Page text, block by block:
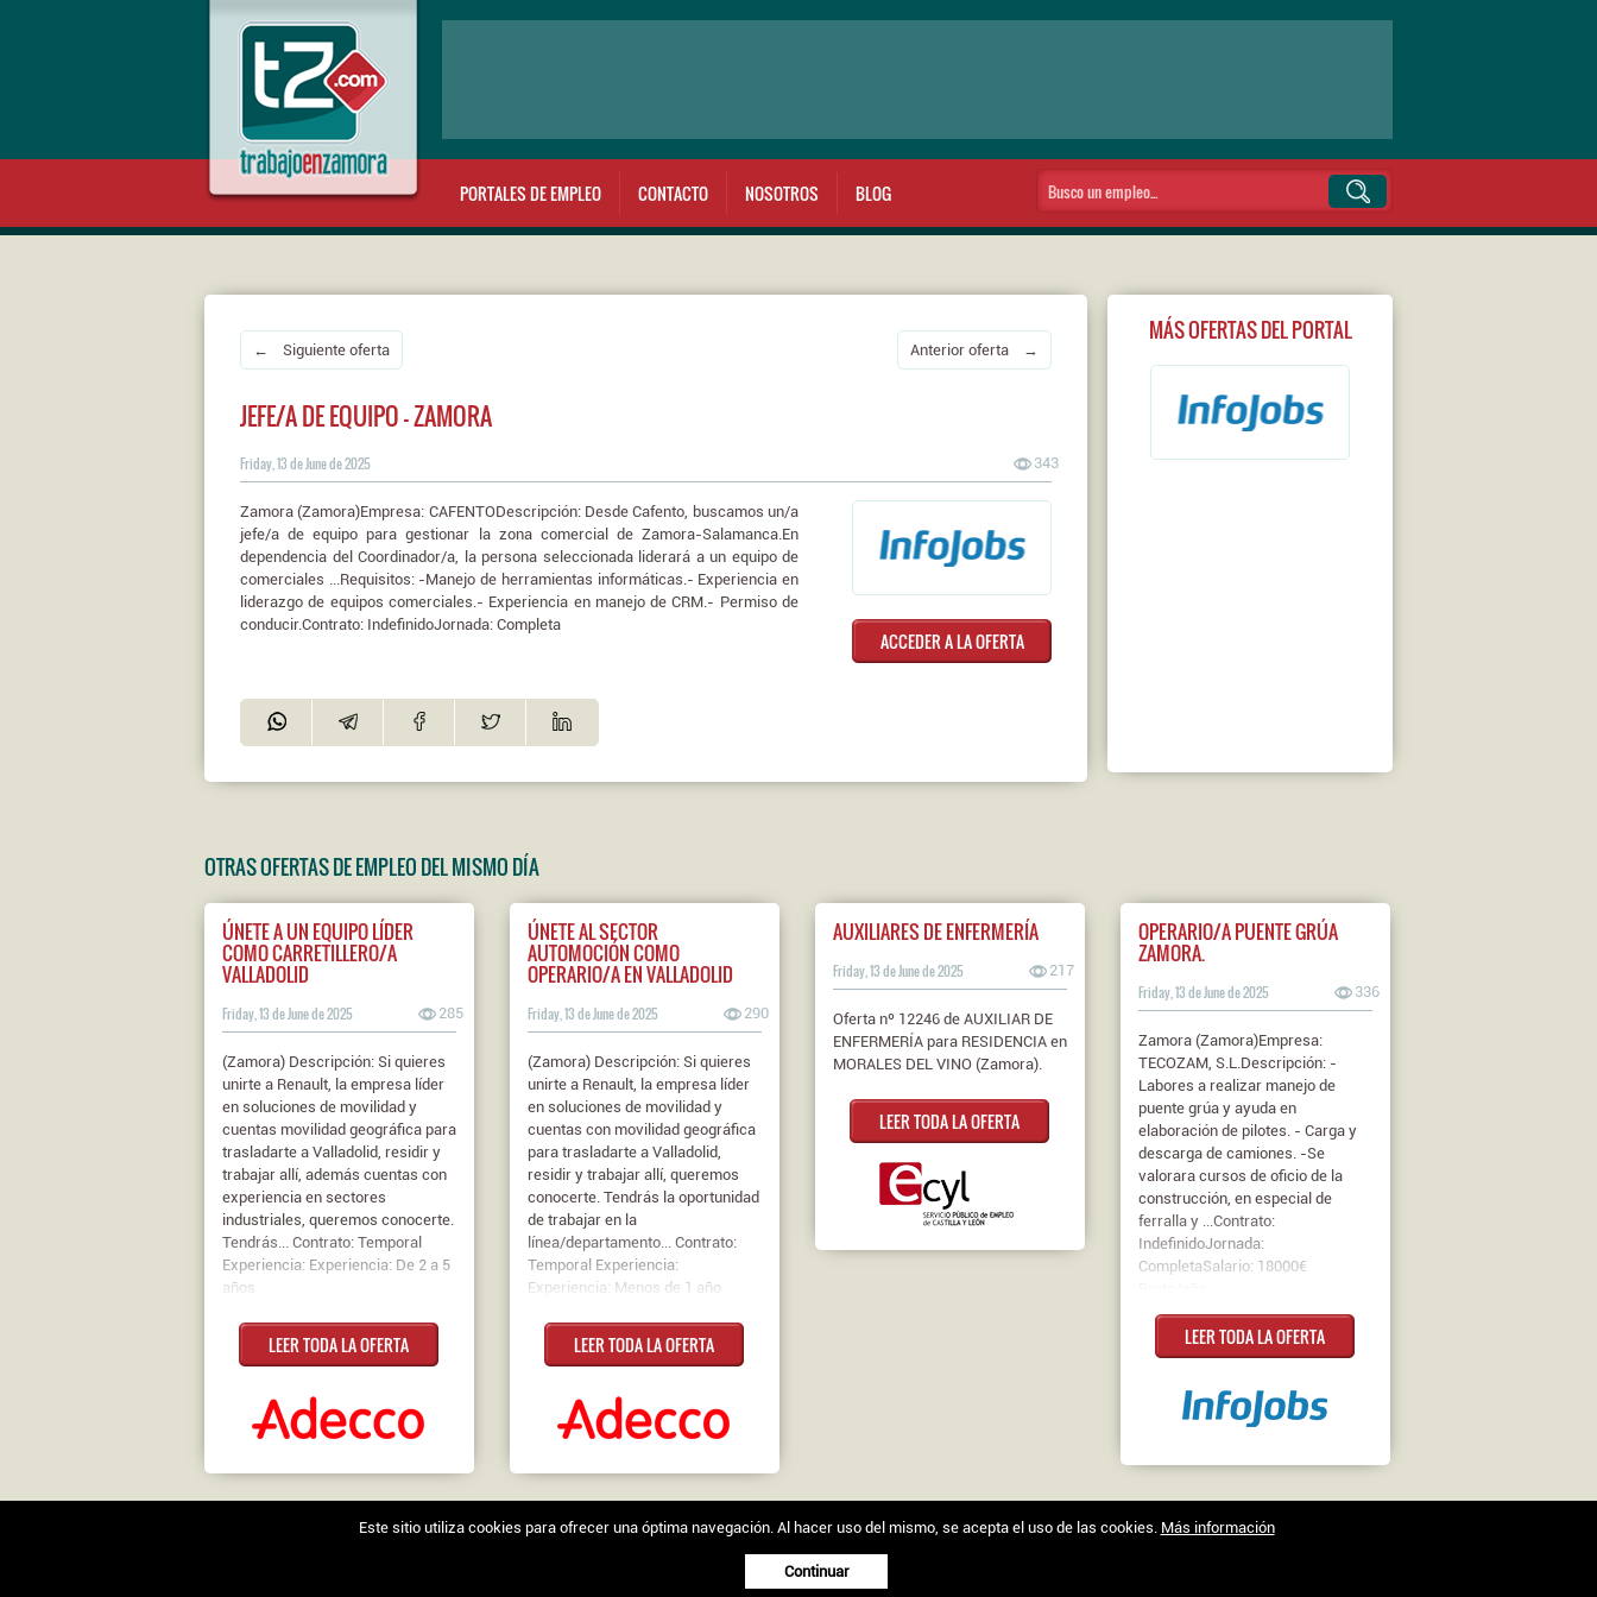
PORTALES DE EMPLEO CONTACTO NOSOTROS BLOG
← Siguiente oferta Anterior oferta →
JEFE/A DE EQUIPO - ZAMORA
Friday, 13 de June de 2025 343
Zamora (Zamora)Empresa: CAFENTODescripción: Desde Cafento, buscamos un/a
jefe/a de equipo para gestionar la zona comercial de Zamora-Salamanca.En
dependencia del Coordinador/a, la persona seleccionada liderará a un equipo de
comerciales ...Requisitos: -Manejo de herramientas informáticas.- Experiencia en
liderazgo de equipos comerciales.- Experiencia en manejo de CRM.- Permiso de
conducir.Contrato: IndefinidoJornada: Completa
ACCEDER A LA OFERTA
MÁS OFERTAS DEL PORTAL
OTRAS OFERTAS DE EMPLEO DEL MISMO DÍA
ÚNETE A UN EQUIPO LÍDER
COMO CARRETILLERO/A
VALLADOLID
Friday, 13 de June de 2025 285
(Zamora) Descripción: Si quieres
unirte a Renault, la empresa líder
en soluciones de movilidad y
cuentas movilidad geográfica para
trasladarte a Valladolid, residir y
trabajar allí, además cuentas con
experiencia en sectores
industriales, queremos conocerte.
Tendrás... Contrato: Temporal
Experiencia: Experiencia: De 2 a 5
años
LEER TODA LA OFERTA
ÚNETE AL SECTOR
AUTOMOCIÓN COMO
OPERARIO/A EN VALLADOLID
Friday, 13 de June de 2025 290
(Zamora) Descripción: Si quieres
unirte a Renault, la empresa líder
en soluciones de movilidad y
cuentas con movilidad geográfica
para trasladarte a Valladolid,
residir y trabajar allí, queremos
conocerte. Tendrás la oportunidad
de trabajar en la
línea/departamento... Contrato:
Temporal Experiencia:
Experiencia: Menos de 1 año
LEER TODA LA OFERTA
AUXILIARES DE ENFERMERÍA
Friday, 13 de June de 2025 217
Oferta nº 12246 de AUXILIAR DE
ENFERMERÍA para RESIDENCIA en
MORALES DEL VINO (Zamora).
LEER TODA LA OFERTA
OPERARIO/A PUENTE GRÚA
ZAMORA.
Friday, 13 de June de 2025 336
Zamora (Zamora)Empresa:
TECOZAM, S.L.Descripción: -
Labores a realizar manejo de
puente grúa y ayuda en
elaboración de pilotes. - Carga y
descarga de camiones. -Se
valorara cursos de oficio de la
construcción, en especial de
ferralla y ...Contrato:
IndefinidoJornada:
CompletaSalario: 18000€
LEER TODA LA OFERTA
Este sitio utiliza cookies para ofrecer una óptima navegación. Al hacer uso del mismo, se acepta el uso de las cookies. Más información
Continuar